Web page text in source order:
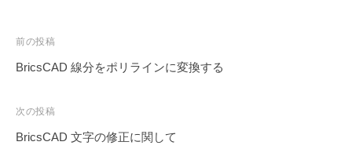
投
稿
ビ
ゲ
前の投稿
BricsCAD 線分をポリラインに変換する
次の投稿
BricsCAD 文字の修正に関して